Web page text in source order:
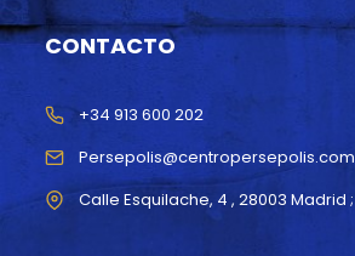
CONTACTO
Persepolis@centropersepolis.com
+34 913 600 202